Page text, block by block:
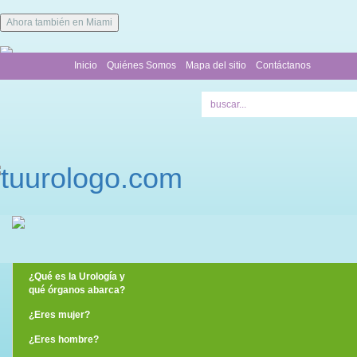
Ahora también en Miami
Contáctanos
Mapa del sitio
Quiénes Somos
Inicio
¿Qué es la Urología y